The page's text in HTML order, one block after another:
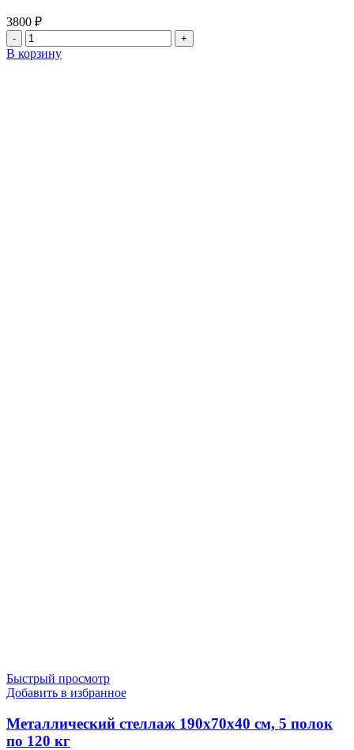
3800 ₽
Количество
товара
Металлический
В корзину
Быстрый просмотр
Добавить в избранное
Металлический стеллаж 190x70x40 см, 5 полок
по 120 кг